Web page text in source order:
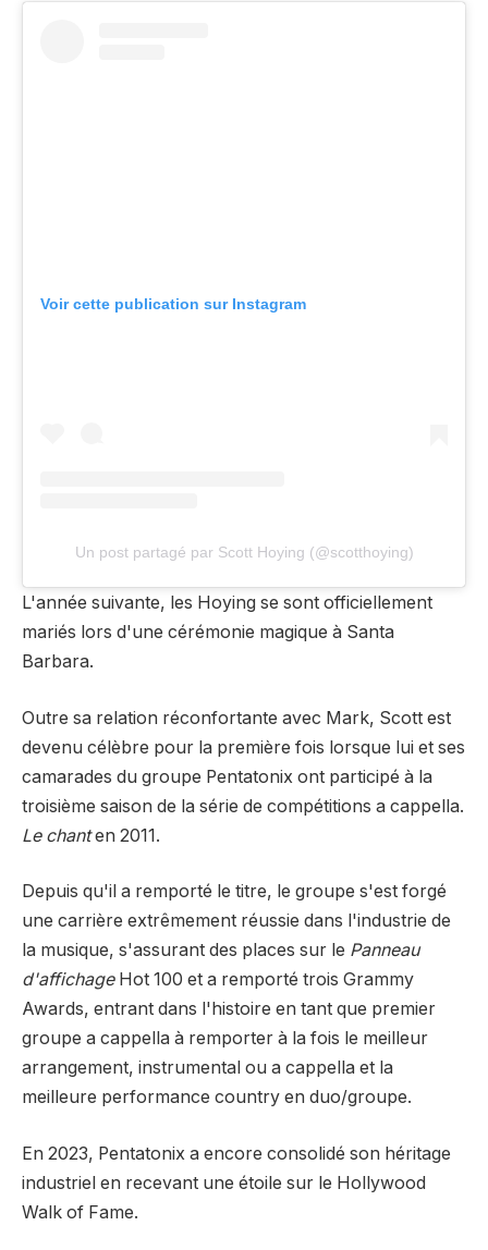
Voir cette publication sur Instagram
Un post partagé par Scott Hoying (@scotthoying)
L'année suivante, les Hoying se sont officiellement
mariés lors d'une cérémonie magique à Santa
Barbara.
Outre sa relation réconfortante avec Mark, Scott est
devenu célèbre pour la première fois lorsque lui et ses
camarades du groupe Pentatonix ont participé à la
troisième saison de la série de compétitions a cappella.
Le chanten 2011.
Depuis qu'il a remporté le titre, le groupe s'est forgé
une carrière extrêmement réussie dans l'industrie de
la musique, s'assurant des places sur le Panneau
d'affichageHot 100 et a remporté trois Grammy
Awards, entrant dans l'histoire en tant que premier
groupe a cappella à remporter à la fois le meilleur
arrangement, instrumental ou a cappella et la
meilleure performance country en duo/groupe.
En 2023, Pentatonix a encore consolidé son héritage
industriel en recevant une étoile sur le Hollywood
Walk of Fame.